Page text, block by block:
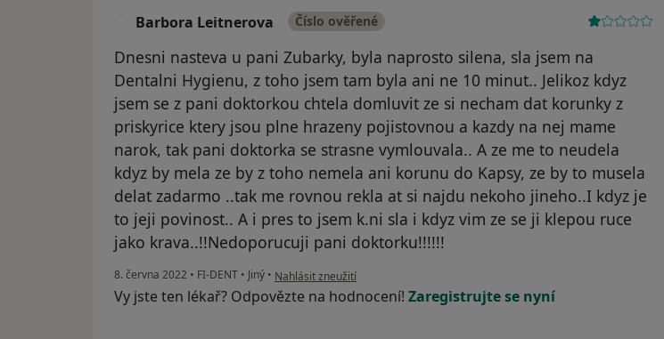
Barbora Leitnerova Číslo ověřené
Dnesni nasteva u pani Zubarky, byla naprosto silena, sla jsem na
Dentalni Hygienu, z toho jsem tam byla ani ne 10 minut.. Jelikoz kdyz
jsem se z pani doktorkou chtela domluvit ze si necham dat korunky z
priskyrice ktery jsou plne hrazeny pojistovnou a kazdy na nej mame
narok, tak pani doktorka se strasne vymlouvala.. A ze me to neudela
kdyz by mela ze by z toho nemela ani korunu do Kapsy, ze by to musela
delat zadarmo ..tak me rovnou rekla at si najdu nekoho jineho..I kdyz je
to jeji povinost.. A i pres to jsem k.ni sla i kdyz vim ze se ji klepou ruce
jako krava..!!Nedoporucuji pani doktorku!!!!!!
8. června 2022 • FI-DENT • Jiný • podle názoru uživatele Barbora Leitnerova
Nahlásit zneužití
Vy jste ten lékař? Odpovězte na hodnocení! Zaregistrujte se nyní